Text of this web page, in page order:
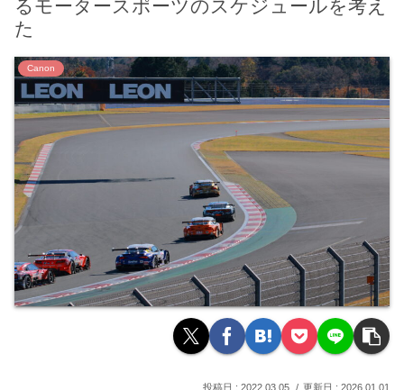
るモータースポーツのスケジュールを考え
た
Canon
2022.03.05 2026.01.01